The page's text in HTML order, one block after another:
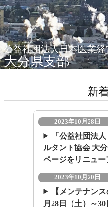
公益社団法人日本医業
大分県支部
新
2023年10月28日
「公益社団法
ルタント協会 大
ページをリニュ
2023年10月20日
【メンテナン
月28日（土）～